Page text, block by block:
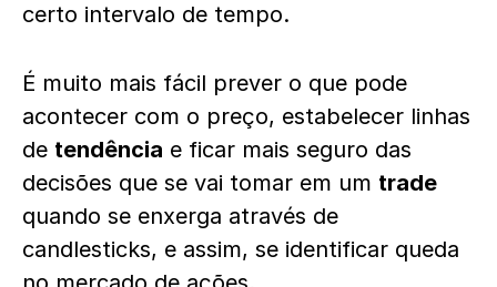
certo intervalo de tempo.
É muito mais fácil prever o que pode
acontecer com o preço, estabelecer linhas
de tendência e ficar mais seguro das
decisões que se vai tomar em um trade
quando se enxerga através de
candlesticks, e assim, se identificar queda